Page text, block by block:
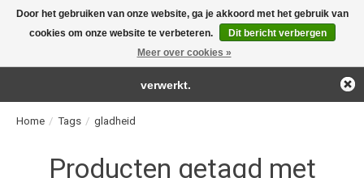
For the real detailing products!
Home / Tags / gladheid
Producten getagd met
Door het gebruiken van onze website, ga je akkoord met het gebruik van
cookies om onze website te verbeteren.
Dit bericht verbergen
Meer over cookies »
← Keer terug naar de backofficeDeze winkel is in aanbouw.
Eventueel geplaatste orders zullen niet worden gehonoreerd of
verwerkt.